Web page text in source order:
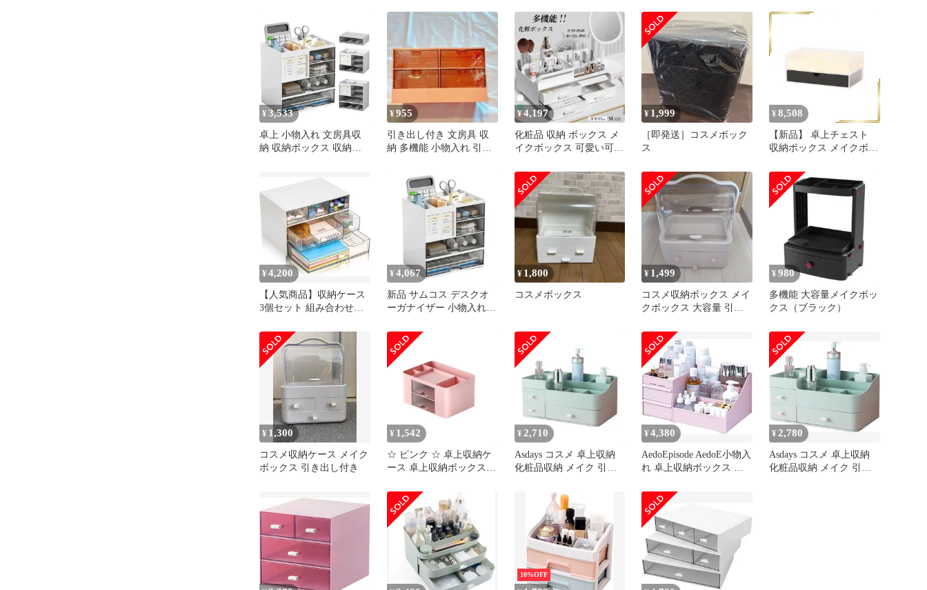
卓上小物ボックス 大容量
デスクオーガナイ
引き出し式 卓上収納 メ
イクボックス スキンケア
収納 防水
納 ラック アクリル製 ジ
ュエリー ネックレス収納
引き出し 透明 小物入れ
大容量 N-J85-1(透明)
理 机の上 洗面台 省スペ
ース収納 すっきり整理
小物収納ケース 1
レッサー
¥ 3,533
卓上 小物入れ 文房具収
納 収納ボックス 収納ケ
出し付き リモコン 文房
具 卓上収納 化粧品収納
デスクオーガナイザー 家
庭生活用 オフィス用 多
機能 組立不要
¥955
引き出し付き 文房具 収
納 多機能 小物入れ 引き
¥4,197
化粧品 収納 ボックス メ
イクボックス 可愛い可愛
クト メイク 多機能 小物
入れ 引き出し 可愛い 卓
上 引出し三つ 収
¥ 1,999
［即発送］コスメボック
ス
¥ 8,508
【新品】 卓上チェスト
収納ボックス メイクボッ
物入れ 小物収納 引き出
し メイクケース アクリ
ルケース 2段★収納チェ
スト(マルチ) 1
¥ 4,200
【人気商品】収納ケース
3個セット 組み合わせ自
粧品収納ボックス 多機能
収納 大容量 透明 デスク
オーガナイザー アクリル
ケース ストレージ A5 化
粧品 卓上収納ケース 文
房具 デスク収納 組立不
要 オフィス お部屋 小物
入れ 学
¥ 4,067
新品 サムコス デスクオ
ーガナイザー 小物入れ
量 デスクオーガナイザー
文房具 小物入れ 化粧品
収納 小物収納 引き出し
ペン立て リモコン オフ
ィス お部屋 学校用 (4層)
¥ 1,800
コスメボックス
¥ 1,499
コスメ収納ボックス メイ
クボックス 大容量 引き
¥ 980
多機能 大容量メイクボッ
クス（ブラック）
¥ 1,300
コスメ収納ケース メイク
ボックス 引き出し付き
¥ 1,542
☆ ピンク ☆ 卓上収納ケ
ース 卓上収納ボックス
ックス 卓上収納ケース
小物収納 文房具 引き出
し 収納 整理 デスク周り
上 多用途 大容量 プラス
チック ペン立て リモコ
ン アクセサリー コスメ
おしゃれ シンプル
¥ 2,710
Asdays コスメ 卓上収納
化粧品収納 メイク 引き
ラック 卓上 (グリーン,
大サイズ) [グリーン] [大
サイズ]
¥4,380
AedoEpisode AedoE小物入
れ 卓上収納ボックス デ
組立不要 仕切り 多機能
整理整頓 お( ピンク)
¥ 2,780
Asdays コスメ 卓上収納
化粧品収納 メイク 引き
10%OFF